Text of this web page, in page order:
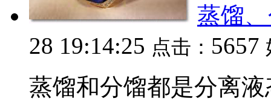
蒸馏
28 19:14:25 点击： 5657
蒸馏和分馏都是分离